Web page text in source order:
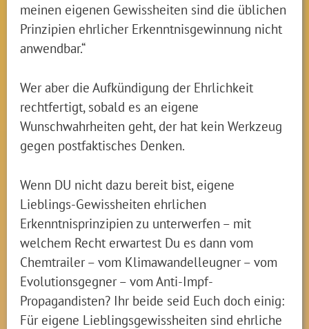
meinen eigenen Gewissheiten sind die üblichen
Prinzipien ehrlicher Erkenntnisgewinnung nicht
anwendbar.“
Wer aber die Aufkündigung der Ehrlichkeit
rechtfertigt, sobald es an eigene
Wunschwahrheiten geht, der hat kein Werkzeug
gegen postfaktisches Denken.
Wenn DU nicht dazu bereit bist, eigene
Lieblings-Gewissheiten ehrlichen
Erkenntnisprinzipien zu unterwerfen – mit
welchem Recht erwartest Du es dann vom
Chemtrailer – vom Klimawandelleugner – vom
Evolutionsgegner – vom Anti-Impf-
Propagandisten? Ihr beide seid Euch doch einig:
Für eigene Lieblingsgewissheiten sind ehrliche